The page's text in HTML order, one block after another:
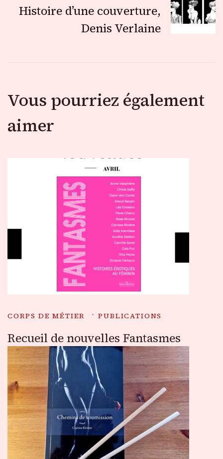
articles
Histoire d’une couverture,
Denis Verlaine
Vous pourriez également
aimer
CORPS DE MÉTIER PUBLICATIONS
Recueil de nouvelles Fantasmes